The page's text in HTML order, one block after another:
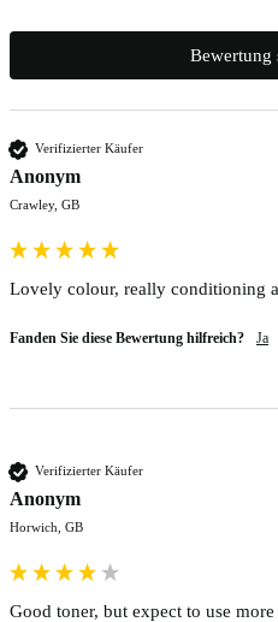
Bewertung
Verifizierter Käufer
Anonym
Crawley, GB
Lovely colour, really conditioning
Fanden Sie diese Bewertung hilfreich? Ja
Verifizierter Käufer
Anonym
Horwich, GB
Good toner, but expect to use